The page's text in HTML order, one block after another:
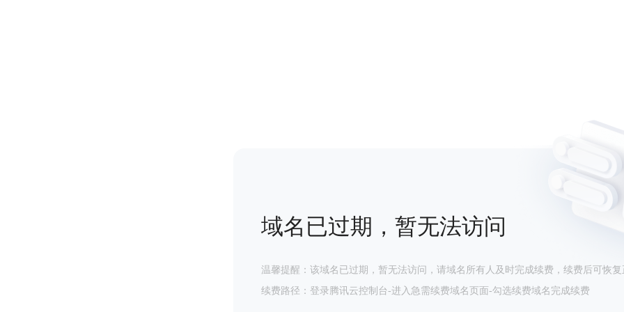
域名已过期，暂无法访问
温馨提醒：该域名已过期，暂无法访问，请域名所有人及时完成续费，续费后可恢复
续费路径：登录腾讯云控制台-进入急需续费域名页面-勾选续费域名完成续费